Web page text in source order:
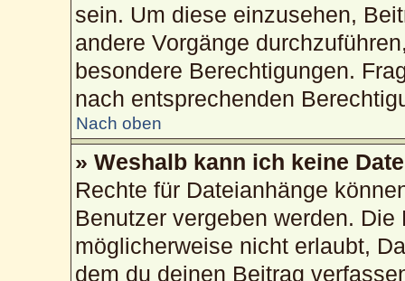
sein. Um diese einzusehen,
andere Vorgänge
besondere Berechtigungen.
nach entsprechenden
Nach oben
» Weshalb kann ich keine
Rechte für Dateianhänge
Benutzer vergeben werden.
möglicherweise nicht erlaubt,
dem du deinen Beitrag